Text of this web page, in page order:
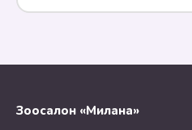
Зоосалон «Милана»